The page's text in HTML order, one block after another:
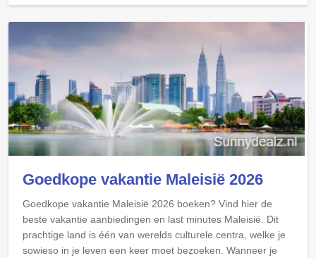
Goedkope vakantie Maleisië 2026
Goedkope vakantie Maleisië 2026 boeken? Vind hier de
beste vakantie aanbiedingen en last minutes Maleisië. Dit
prachtige land is één van werelds culturele centra, welke je
sowieso in je leven een keer moet bezoeken. Wanneer je